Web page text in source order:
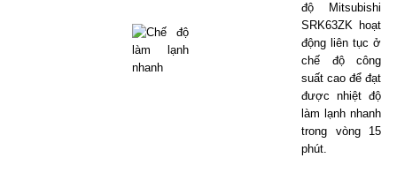
độ Mitsubishi
SRK63ZK hoạt
động liên tục ở
chế độ công
suất cao để đạt
được nhiệt độ
làm lạnh nhanh
trong vòng 15
phút.